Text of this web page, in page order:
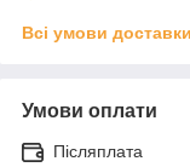
Всі умови доставки
Умови оплати
Післяплата